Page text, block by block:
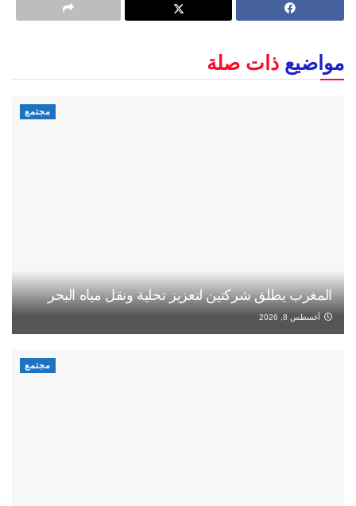
مواضيع ذات صلة
مجتمع
المغرب يطلق شركتين لتعزيز تحلية ونقل مياه البحر
أغسطس 8, 2026
مجتمع